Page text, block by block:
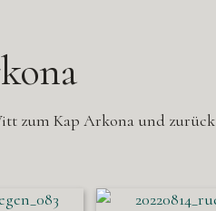
zum Kap Arkona und zurück